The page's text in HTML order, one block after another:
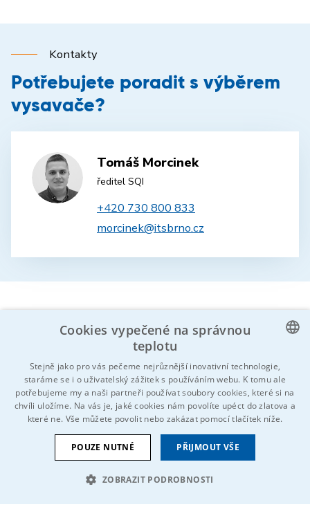
Kontakty
Potřebujete poradit s výběrem
vysavače?
Tomáš Morcinek
ředitel SQI
+420 730 800 833
morcinek@itsbrno.cz
Znáš někoho, koho by to mohlo zajímat?
Neváhej a sdílej!
CZECH
GERMAN
Cookies vypečené na správnou
teplotu
Stejně jako pro vás pečeme nejrůznější inovativní technologie,
staráme se i o uživatelský zážitek s používáním webu. K tomu ale
potřebujeme my a naši partneři používat soubory cookies, které si na
chvíli uložíme. Na vás je, jaké cookies nám povolíte upéct do zlatova a
které ne. Vše můžete povolit nebo zakázat pomocí tlačítek níže.
PŘIJMOUT VŠE
POUZE NUTNÉ
ZOBRAZIT PODROBNOSTI